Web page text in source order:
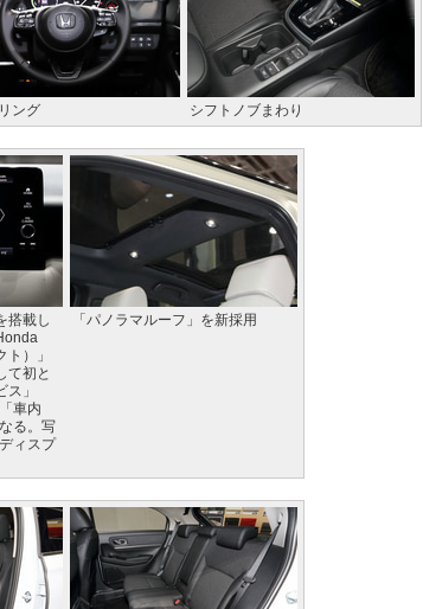
ング シフトノブまわり
搭載し
）」
て初と
」
車内
る。写
ィスプ
「パノラマルーフ」を新採用